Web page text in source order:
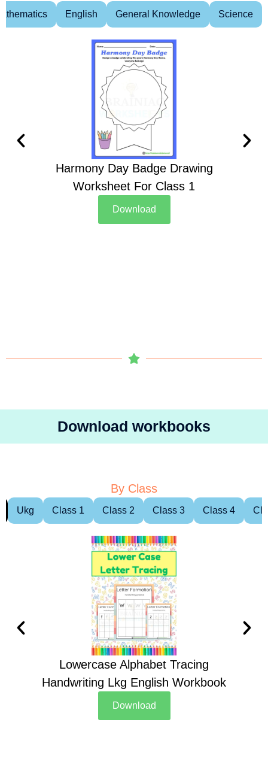
English General Knowledge Science
Harmony Day Badge Drawing
Worksheet For Class 1
Download
Download workbooks
By Class
Ukg Class 1 Class 2 Class 3 Class 4
Lowercase Alphabet Tracing
Handwriting Lkg English Workbook
Download